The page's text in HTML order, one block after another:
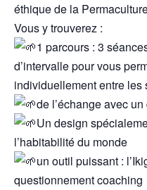
éthique de la
Vous y trouverez :
1 parcours : 3
d’intervalle pour vous
individuellement entre les
de l’échange avec
Un design
l’habitabilité du monde
un outil puissant :
questionnement coaching